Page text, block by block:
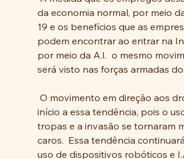
da economia normal, por meio
19 e os benefícios que as
podem encontrar ao entrar na
por meio da A.I.  o mesmo
será visto nas forças armadas
início a essa tendência, pois o
tropas e a invasão se tornaram
caros.  Essa tendência
uso de dispositivos robóticos e